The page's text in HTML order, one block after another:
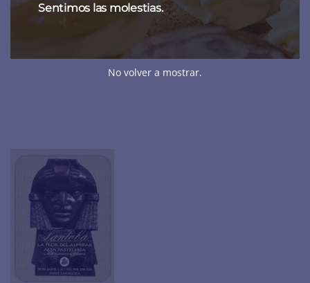
TRUFAS Y BOMBONES
Sentimos las molestias.
No volver a mostrar.